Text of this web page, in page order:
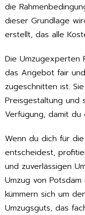
die
dieser Grundlage
erstellt, das alle
Die Umzugexperten
das Angebot fair
zugeschnitten ist.
Preisgestaltung und
Verfügung, damit
Wenn du dich für
entscheidest,
und zuverlässigen
Umzug von
kümmern sich um
Umzugsguts, das